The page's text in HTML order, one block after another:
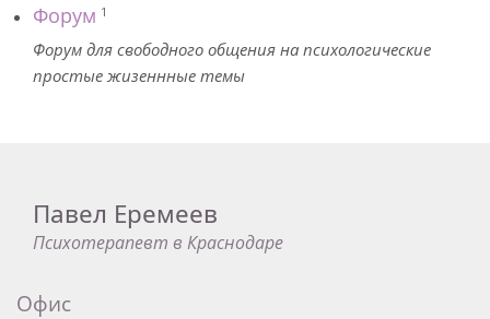
Форум 1
Форум для свободного общения на психологические
простые жизеннные темы
Павел Еремеев
Психотерапевт в Краснодаре
Офис